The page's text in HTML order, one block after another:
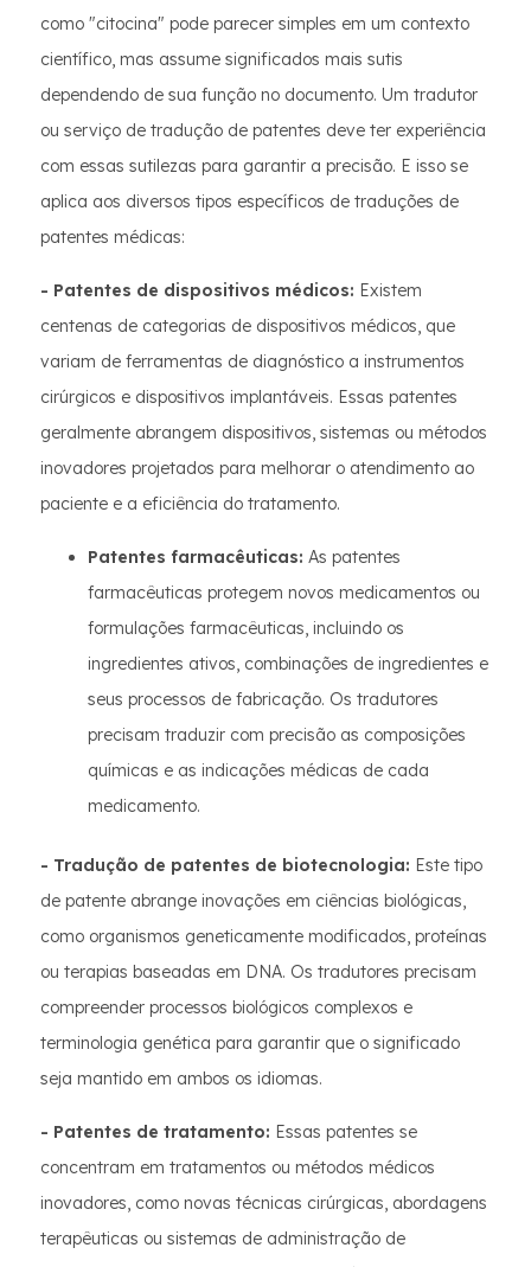
como "citocina" pode parecer simples em um contexto
científico, mas assume significados mais sutis
dependendo de sua função no documento. Um tradutor
ou serviço de tradução de patentes deve ter experiência
com essas sutilezas para garantir a precisão. E isso se
aplica aos diversos tipos específicos de traduções de
patentes médicas:
- Patentes de dispositivos médicos: Existem
centenas de categorias de dispositivos médicos, que
variam de ferramentas de diagnóstico a instrumentos
cirúrgicos e dispositivos implantáveis. Essas patentes
geralmente abrangem dispositivos, sistemas ou métodos
inovadores projetados para melhorar o atendimento ao
paciente e a eficiência do tratamento.
Patentes farmacêuticas: As patentes
farmacêuticas protegem novos medicamentos ou
formulações farmacêuticas, incluindo os
ingredientes ativos, combinações de ingredientes e
seus processos de fabricação. Os tradutores
precisam traduzir com precisão as composições
químicas e as indicações médicas de cada
medicamento.
- Tradução de patentes de biotecnologia: Este tipo
de patente abrange inovações em ciências biológicas,
como organismos geneticamente modificados, proteínas
ou terapias baseadas em DNA. Os tradutores precisam
compreender processos biológicos complexos e
terminologia genética para garantir que o significado
seja mantido em ambos os idiomas.
- Patentes de tratamento: Essas patentes se
concentram em tratamentos ou métodos médicos
inovadores, como novas técnicas cirúrgicas, abordagens
terapêuticas ou sistemas de administração de